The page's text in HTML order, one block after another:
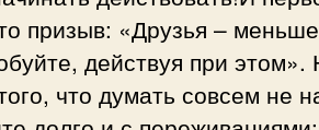
призыв: «Друзья – меньше
действуя при этом».
что думать совсем не